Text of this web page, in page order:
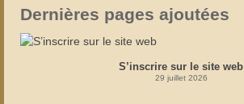
Dernières pages ajoutées
S’inscrire sur le site web
29 juillet 2026